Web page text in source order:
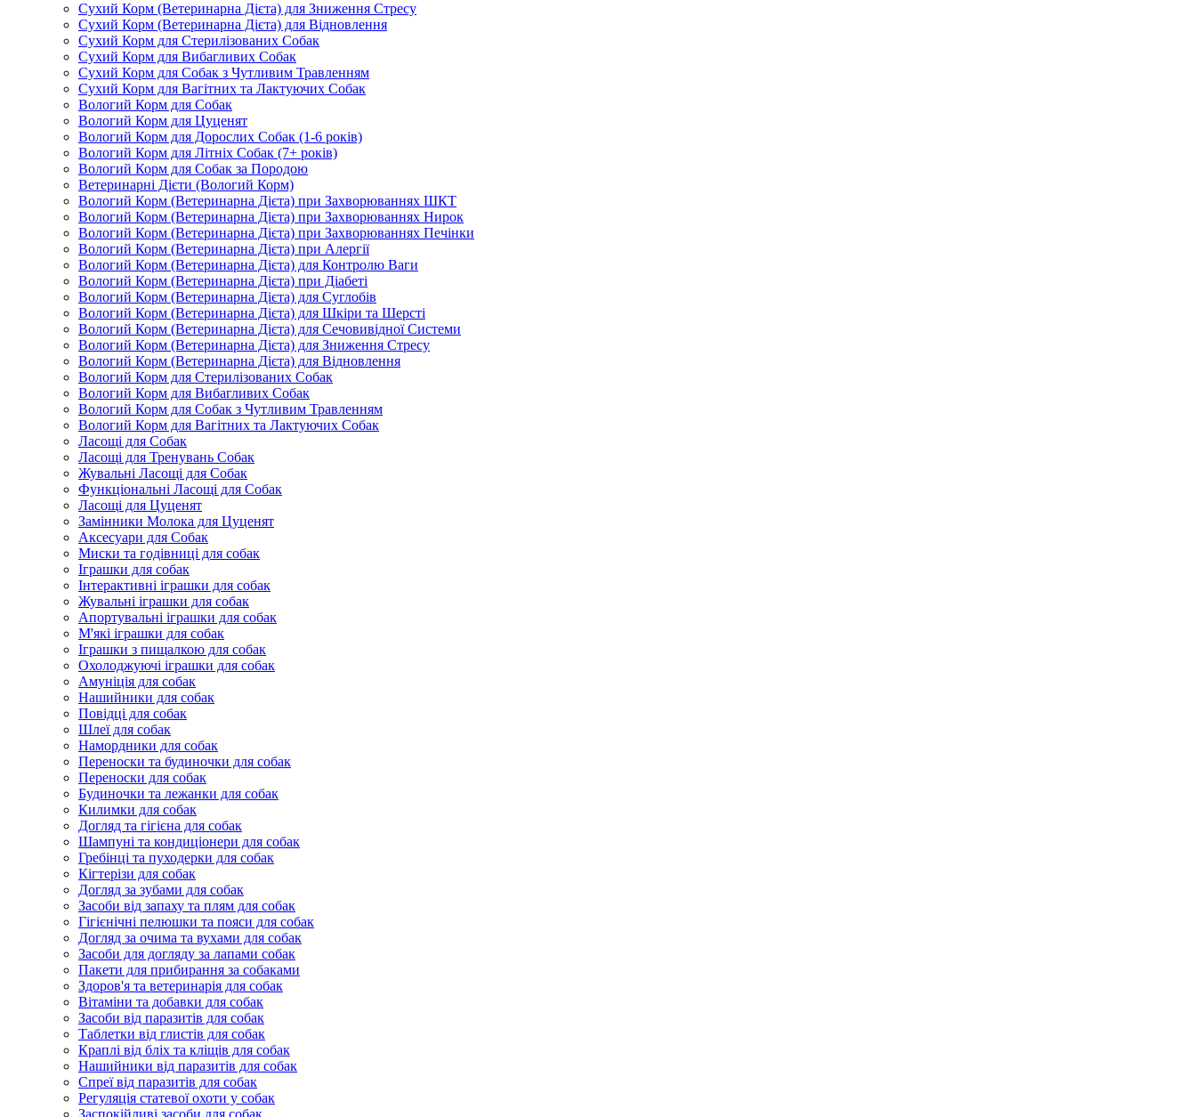
Сухий Корм (Ветеринарна Дієта) для Зниження Стресу
Сухий Корм (Ветеринарна Дієта) для Відновлення
Сухий Корм для Стерилізованих Собак
Сухий Корм для Вибагливих Собак
Сухий Корм для Собак з Чутливим Травленням
Сухий Корм для Вагітних та Лактуючих Собак
Вологий Корм для Собак
Вологий Корм для Цуценят
Вологий Корм для Дорослих Собак (1-6 років)
Вологий Корм для Літніх Собак (7+ років)
Вологий Корм для Собак за Породою
Ветеринарні Дієти (Вологий Корм)
Вологий Корм (Ветеринарна Дієта) при Захворюваннях ШКТ
Вологий Корм (Ветеринарна Дієта) при Захворюваннях Нирок
Вологий Корм (Ветеринарна Дієта) при Захворюваннях Печінки
Вологий Корм (Ветеринарна Дієта) при Алергії
Вологий Корм (Ветеринарна Дієта) для Контролю Ваги
Вологий Корм (Ветеринарна Дієта) при Діабеті
Вологий Корм (Ветеринарна Дієта) для Суглобів
Вологий Корм (Ветеринарна Дієта) для Шкіри та Шерсті
Вологий Корм (Ветеринарна Дієта) для Сечовивідної Системи
Вологий Корм (Ветеринарна Дієта) для Зниження Стресу
Вологий Корм (Ветеринарна Дієта) для Відновлення
Вологий Корм для Стерилізованих Собак
Вологий Корм для Вибагливих Собак
Вологий Корм для Собак з Чутливим Травленням
Вологий Корм для Вагітних та Лактуючих Собак
Ласощі для Собак
Ласощі для Тренувань Собак
Жувальні Ласощі для Собак
Функціональні Ласощі для Собак
Ласощі для Цуценят
Замінники Молока для Цуценят
Аксесуари для Собак
Миски та годівниці для собак
Іграшки для собак
Інтерактивні іграшки для собак
Жувальні іграшки для собак
Апортувальні іграшки для собак
М'які іграшки для собак
Іграшки з пищалкою для собак
Охолоджуючі іграшки для собак
Амуніція для собак
Нашийники для собак
Повідці для собак
Шлеї для собак
Намордники для собак
Переноски та будиночки для собак
Переноски для собак
Будиночки та лежанки для собак
Килимки для собак
Догляд та гігієна для собак
Шампуні та кондиціонери для собак
Гребінці та пуходерки для собак
Кігтерізи для собак
Догляд за зубами для собак
Засоби від запаху та плям для собак
Гігієнічні пелюшки та пояси для собак
Догляд за очима та вухами для собак
Засоби для догляду за лапами собак
Пакети для прибирання за собаками
Здоров'я та ветеринарія для собак
Вітаміни та добавки для собак
Засоби від паразитів для собак
Таблетки від глистів для собак
Краплі від бліх та кліщів для собак
Нашийники від паразитів для собак
Спреї від паразитів для собак
Регуляція статевої охоти у собак
Заспокійливі засоби для собак